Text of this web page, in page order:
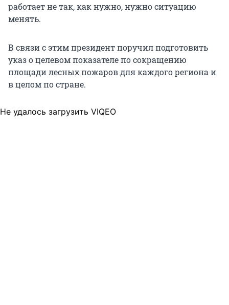
работает не так, как нужно, нужно ситуацию
менять.
В связи с этим президент поручил подготовить
указ о целевом показателе по сокращению
площади лесных пожаров для каждого региона и
в целом по стране.
Не удалось загрузить VIQEO